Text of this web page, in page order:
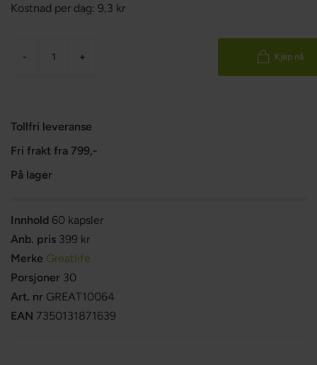
Kostnad per dag: 9,3 kr
- + Kjøp nå
Tollfri leveranse
Fri frakt fra 799,-
På lager
Innhold 60 kapsler
Anb. pris 399 kr
Merke Greatlife
Porsjoner 30
Art. nr GREAT10064
EAN 7350131871639